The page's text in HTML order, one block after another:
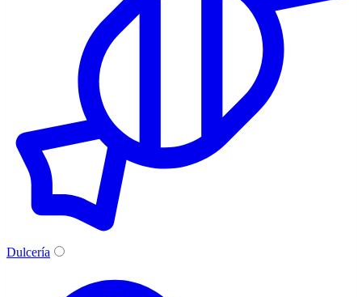
Dulcería